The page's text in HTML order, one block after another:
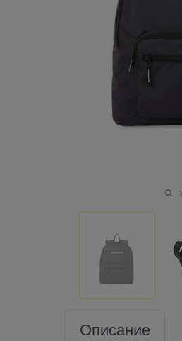
Описание